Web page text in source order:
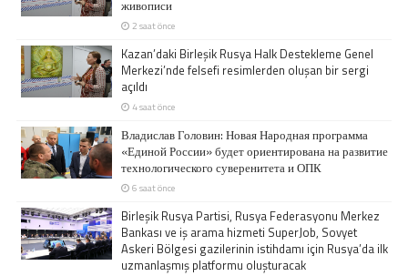
живописи
2 saat önce
Kazan’daki Birleşik Rusya Halk Destekleme Genel
Merkezi’nde felsefi resimlerden oluşan bir sergi
açıldı
4 saat önce
Владислав Головин: Новая Народная программа
«Единой России» будет ориентирована на развитие
технологического суверенитета и ОПК
6 saat önce
Birleşik Rusya Partisi, Rusya Federasyonu Merkez
Bankası ve iş arama hizmeti SuperJob, Sovyet
Askeri Bölgesi gazilerinin istihdamı için Rusya’da ilk
uzmanlaşmış platformu oluşturacak